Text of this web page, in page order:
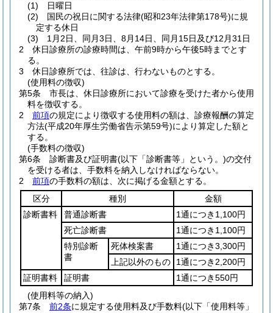
(1)
日曜日
(2)
国民の祝日に関する法律(昭和23年法律第178号)に規
定する休日
(3)
1月2日、同月3日、8月14日、同月15日及び12月31日
2
休日診療所の診療時間は、午前9時から午後5時までとす
る。
3
休日診療所では、往診は、行わないものとする。
(使用料の徴収)
第5条
市長は、休日診療所において診療を受けた者から使用
料を徴収する。
2
前項の規定により徴収する使用料の額は、診療報酬の算定
方法(平成20年厚生労働省告示第59号)により算定した額と
する。
(手数料の徴収)
第6条
診断書及び証明書(以下「診断書等」という。)の交付
を受ける者は、手数料を納入しなければならない。
2
前項の手数料の額は、次に掲げる金額とする。
区分
種別
金額
診断書料
普通診断書
1通につき1,100円
死亡診断書
1通につき1,100円
特別診断
書
死体検案書
1通につき3,300円
上記以外のもの
1通につき2,200円
証明書料
証明書
1通につき550円
(使用料等の納入)
第7条
前2条に規定する使用料及び手数料(以下「使用料等」